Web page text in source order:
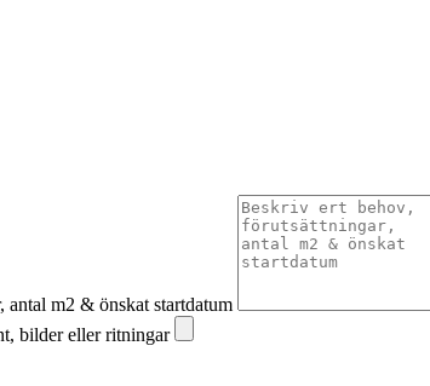
antal m2 & önskat startdatum
bilder eller ritningar